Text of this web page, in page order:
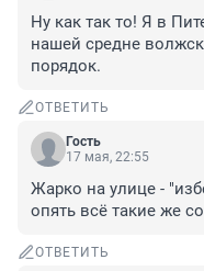
Ну как так то! Я в
нашей средне
порядок.
ОТВЕТИТЬ
Гость
17 мая, 22:55
Жарко на улице -
опять всё такие же
ОТВЕТИТЬ